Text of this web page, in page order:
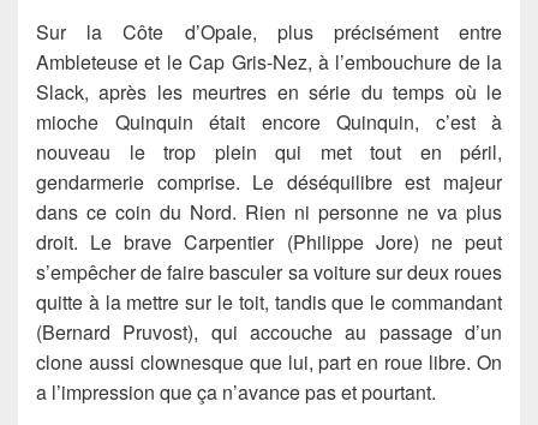
Sur la Côte d’Opale, plus précisément entre
Ambleteuse et le Cap Gris-Nez, à l’embouchure de la
Slack, après les meurtres en série du temps où le
mioche Quinquin était encore Quinquin, c’est à
nouveau le trop plein qui met tout en péril,
gendarmerie comprise. Le déséquilibre est majeur
dans ce coin du Nord. Rien ni personne ne va plus
droit. Le brave Carpentier (Philippe Jore) ne peut
s’empêcher de faire basculer sa voiture sur deux roues
quitte à la mettre sur le toit, tandis que le commandant
(Bernard Pruvost), qui accouche au passage d’un
clone aussi clownesque que lui, part en roue libre. On
a l’impression que ça n’avance pas et pourtant.